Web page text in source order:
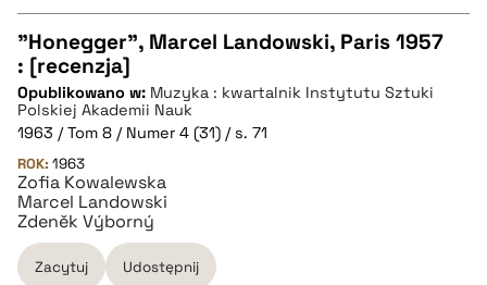
CZYSTY TEKST
pobierz cytat
BIBTEX
pobierz cytat
"Honegger", Marcel Landowski, Paris 1957
: [recenzja]
Opublikowano w: Muzyka : kwartalnik Instytutu Sztuki
Polskiej Akademii Nauk
1963 / Tom 8 / Numer 4 (31) / s. 71
ROK: 1963
Zofia Kowalewska
Marcel Landowski
Zdeněk Výborný
Zacytuj Udostępnij